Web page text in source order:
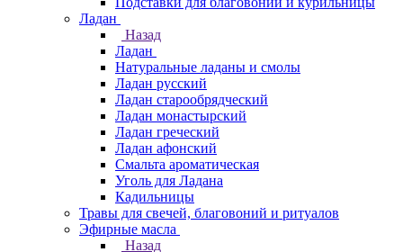
Ладан
Назад
Ладан
Натуральные ладаны и смолы
Ладан русский
Ладан старообрядческий
Ладан монастырский
Ладан греческий
Ладан афонский
Смальта ароматическая
Уголь для Ладана
Кадильницы
Травы для свечей, благовоний и ритуалов
Эфирные масла
Назад